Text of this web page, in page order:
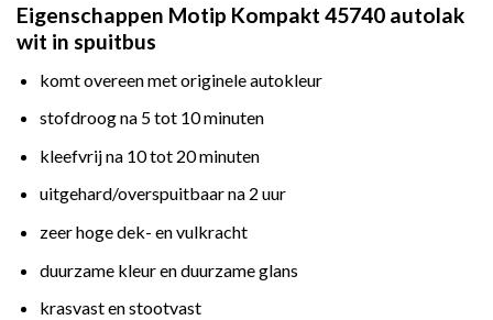
Eigenschappen Motip Kompakt 45740 autolak
wit in spuitbus
komt overeen met originele autokleur
stofdroog na 5 tot 10 minuten
kleefvrij na 10 tot 20 minuten
uitgehard/overspuitbaar na 2 uur
zeer hoge dek- en vulkracht
duurzame kleur en duurzame glans
krasvast en stootvast